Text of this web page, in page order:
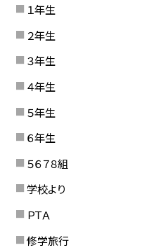
１年生
２年生
３年生
４年生
５年生
６年生
５６７８組
学校より
ＰＴＡ
修学旅行